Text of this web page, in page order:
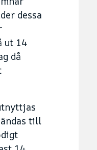
dessa
ut 14
då
till